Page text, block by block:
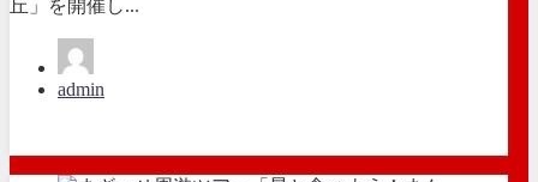
丘」を開催し...
admin